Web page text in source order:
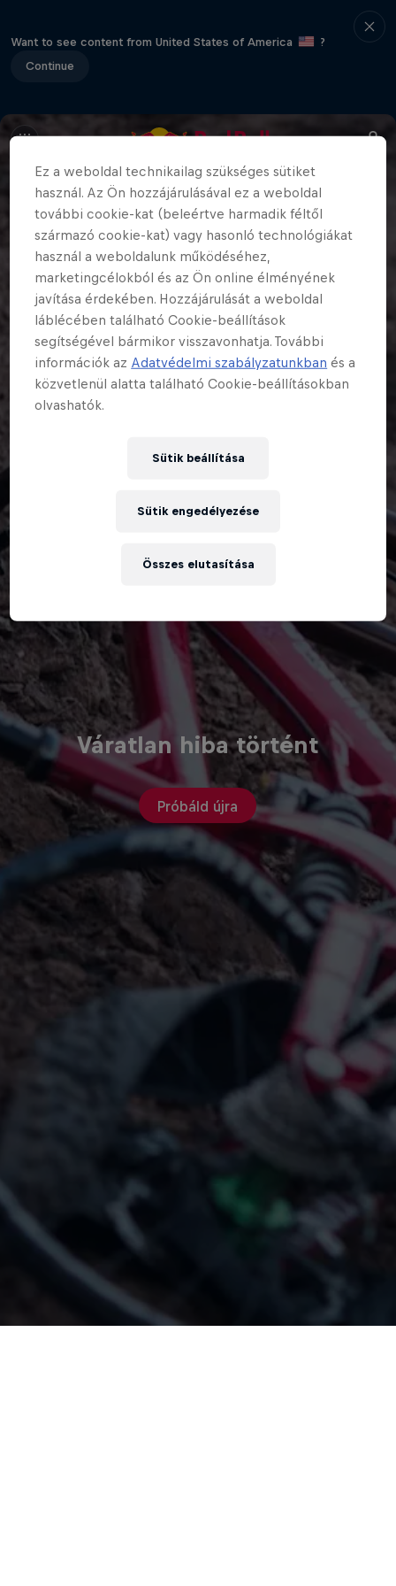
Want to see content from United States of America
?
Continue
Váratlan hiba történt
Próbáld újra
Ez a weboldal technikailag szükséges sütiket
használ. Az Ön hozzájárulásával ez a weboldal
további cookie-kat (beleértve harmadik féltől
származó cookie-kat) vagy hasonló technológiákat
használ a weboldalunk működéséhez,
marketingcélokból és az Ön online élményének
javítása érdekében. Hozzájárulását a weboldal
láblécében található Cookie-beállítások
segítségével bármikor visszavonhatja. További
információk az Adatvédelmi szabályzatunkban és a
közvetlenül alatta található Cookie-beállításokban
olvashatók.
Sütik beállítása
Összes elutasítása
Sütik engedélyezése